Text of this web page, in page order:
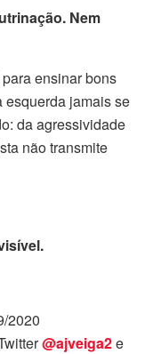
Nem
ensinar bons
esquerda jamais se
da agressividade
não transmite
2020
@ajveiga2e